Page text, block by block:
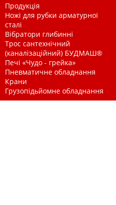
Продукція
Ножі для рубки арматурної
сталі
Вібратори глибинні
Трос сантехнічний
(каналізаційний) БУДМАШ®
Печі «Чудо - грейка»
Пневматичне обладнання
Крани
Грузопідьйомне обладнання